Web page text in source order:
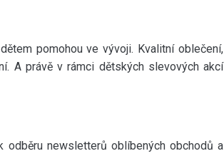
pomohou ve vývoji. Kvalitní oblečení,
A právě v rámci dětských slevových akcí
odběru newsletterů oblíbených obchodů a